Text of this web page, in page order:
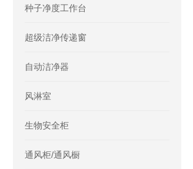
种子净度工作台
超级洁净传递窗
自动洁净器
风淋室
生物安全柜
通风柜/通风橱